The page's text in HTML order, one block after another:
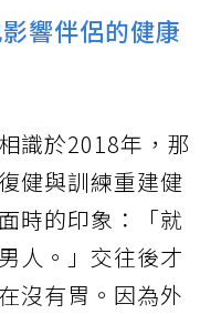
響伴侶的健康
識於2018年，那
健與訓練重建健
時的印象：「就
人。」交往後才
沒有胃。因為外